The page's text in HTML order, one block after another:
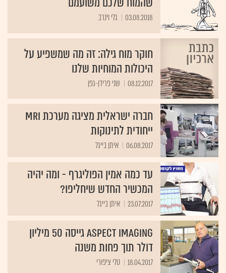
03.08.2018 גלי וינרב
חוקר מוח גילה: זה מה שמשפיע על
היכולות המוחיות שלנו
08.12.2017 שני פרידן-גפן
חברה ישראלית מציגה מערכת MRI
ייחודית לתינוקות
06.08.2017 איתן בייגל
עד כמה אמין הפוליגרף - ומה יהיה
המכשיר החדש שיחליפו?
23.07.2017 איתן בייגל
Aspect Imaging גייסה 50 מיליון
דולר תוך פחות משנה
18.04.2017 טלי ציפורי